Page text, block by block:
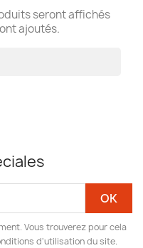
seront affichés
ajoutés.
Vous trouverez pour cela
d'utilisation du site.